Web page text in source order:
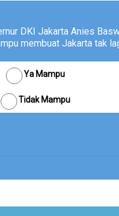
DKI Jakarta Anies
membuat Jakarta tak
Ya Mampu
Tidak Mampu